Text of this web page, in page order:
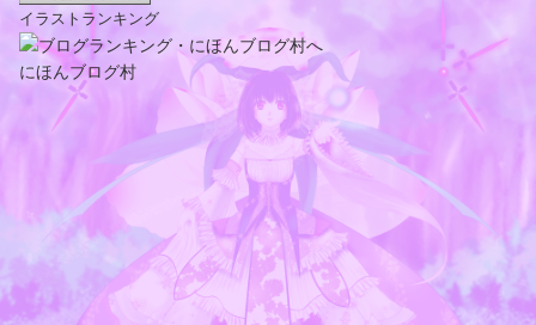
イラストランキング
にほんブログ村